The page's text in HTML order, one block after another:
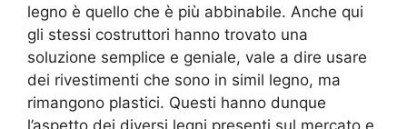
legno è quello che è più abbinabile. Anche qui
gli stessi costruttori hanno trovato una
soluzione semplice e geniale, vale a dire usare
dei rivestimenti che sono in simil legno, ma
rimangono plastici. Questi hanno dunque